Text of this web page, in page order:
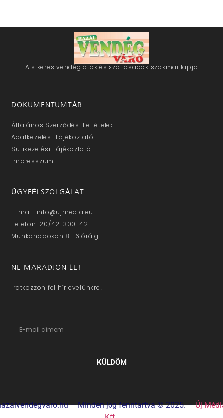
A sikeres vendéglátók és szállásadók szakmai lapja
DOKUMENTUMTÁR
Általános Szerződési Feltételek
Adatkezelési Tájékoztató
Sütikezelési Tájékoztató
Impresszum
ÜGYFÉLSZOLGÁLAT
E-mail: info@ujmedia.eu
Telefon: 20/42-300-42
Munkanapokon 8-16 óráig
NE MARADJON LE!
Iratkozzon fel hírlevelünkre!
KÜLDÖM
– Minden jog fenntartva © 2025. –Új